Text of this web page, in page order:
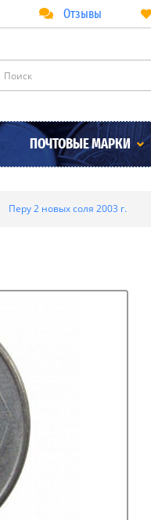
Отзывы
ПОЧТОВЫЕ МАРКИ
Перу 2 новых соля 2003 г.